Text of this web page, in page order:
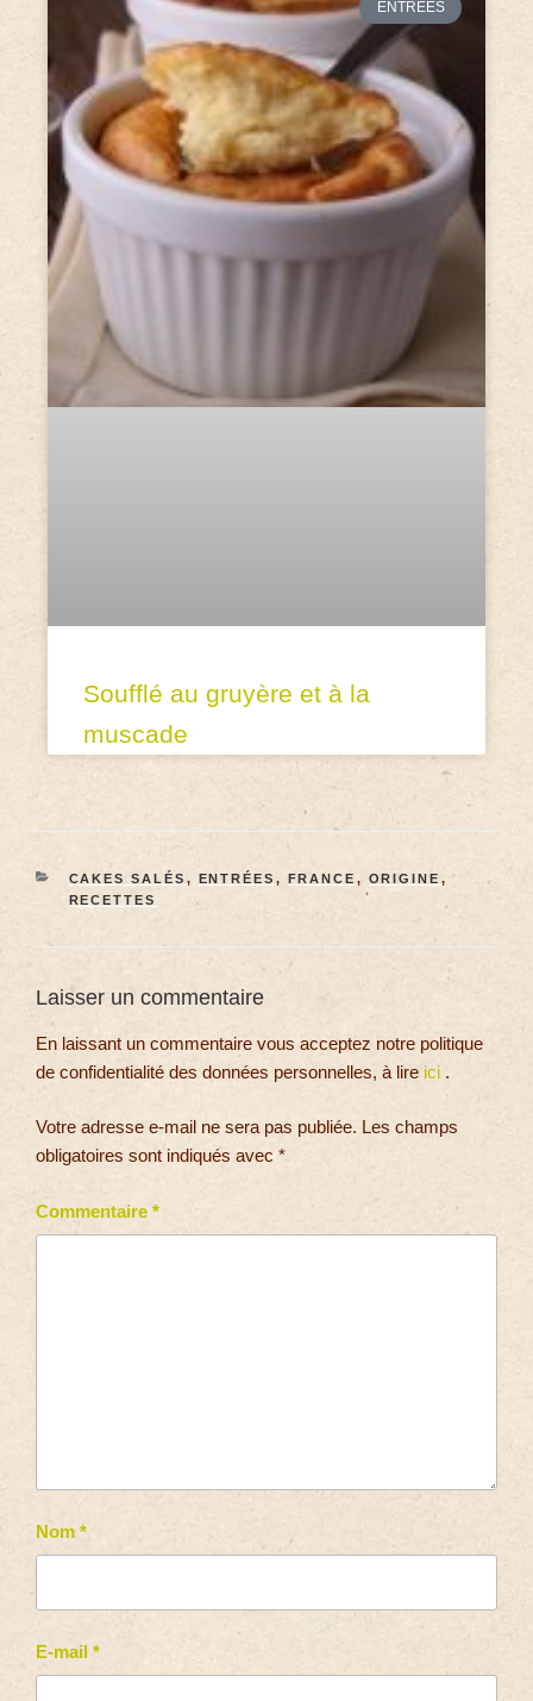
ENTRÉES
Soufflé au gruyère et à la
muscade
CAKES SALÉS , ENTRÉES , FRANCE , ORIGINE ,
RECETTES
Laisser un commentaire
En laissant un commentaire vous acceptez notre politique
de confidentialité des données personnelles, à lire ici .
Votre adresse e-mail ne sera pas publiée. Les champs
obligatoires sont indiqués avec *
Commentaire *
Nom *
E-mail *